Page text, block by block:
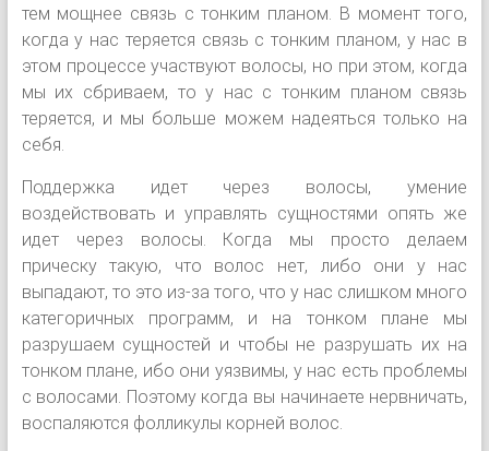
тем мощнее связь с тонким планом. В момент того,
когда у нас теряется связь с тонким планом, у нас в
этом процессе участвуют волосы, но при этом, когда
мы их сбриваем, то у нас с тонким планом связь
теряется, и мы больше можем надеяться только на
себя.
Поддержка идет через волосы, умение
воздействовать и управлять сущностями опять же
идет через волосы. Когда мы просто делаем
прическу такую, что волос нет, либо они у нас
выпадают, то это из-за того, что у нас слишком много
категоричных программ, и на тонком плане мы
разрушаем сущностей и чтобы не разрушать их на
тонком плане, ибо они уязвимы, у нас есть проблемы
с волосами. Поэтому когда вы начинаете нервничать,
воспаляются фолликулы корней волос.